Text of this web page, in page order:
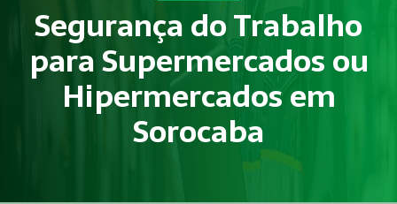
Segurança do Trabalho
para Supermercados ou
Hipermercados em
Sorocaba
O que é Segurança do Trabalho?